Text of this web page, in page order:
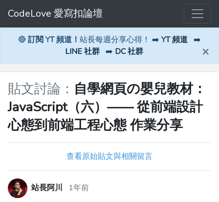
CodeLove 愛寫扣論壇
🔴 訂閱 YT 頻道！ 站長每週分享心得！ ➡️ YT 頻道 ➡️
LINE 社群 ➡️ DC 社群 ×
貼文討論： 自學網頁の嬰兒教材：
JavaScript（六）—— 從前端設計
心態到前端工程心態 作業分享
查看原始貼文與相關留言
站長阿川 1年前